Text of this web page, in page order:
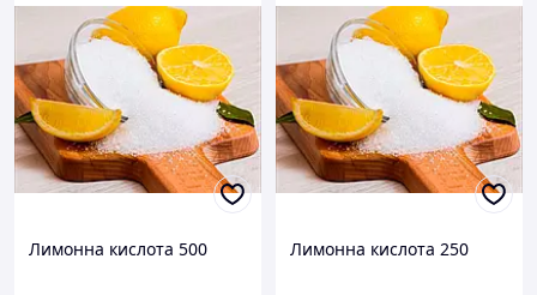
Лимонна кислота 500 Лимонна кислота 250